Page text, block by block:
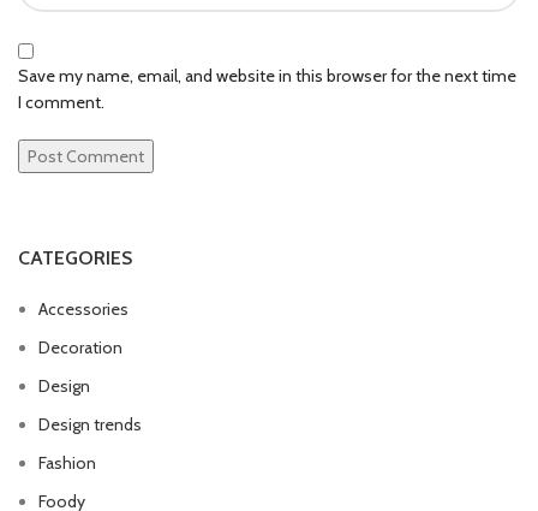
Save my name, email, and website in this browser for the next time
I comment.
CATEGORIES
Accessories
Decoration
Design
Design trends
Fashion
Foody